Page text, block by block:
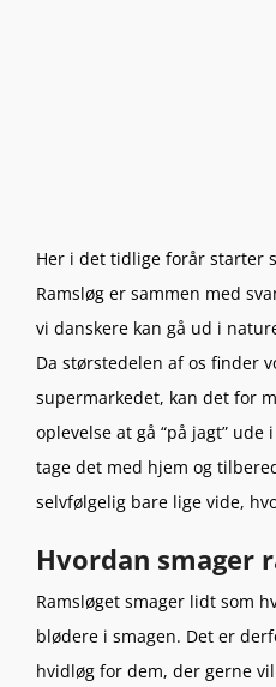
Her i det tidlige forår starter
Ramsløg er sammen med
vi danskere kan gå ud i
Da størstedelen af os finder
supermarkedet, kan det for
oplevelse at gå “på jagt”
tage det med hjem og
selvfølgelig bare lige vide,
Hvordan smager
Ramsløget smager lidt som
blødere i smagen. Det er
hvidløg for dem, der gerne